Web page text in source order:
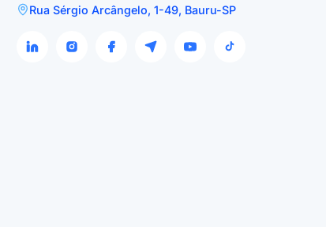
Rua Sérgio Arcângelo, 1-49, Bauru-SP